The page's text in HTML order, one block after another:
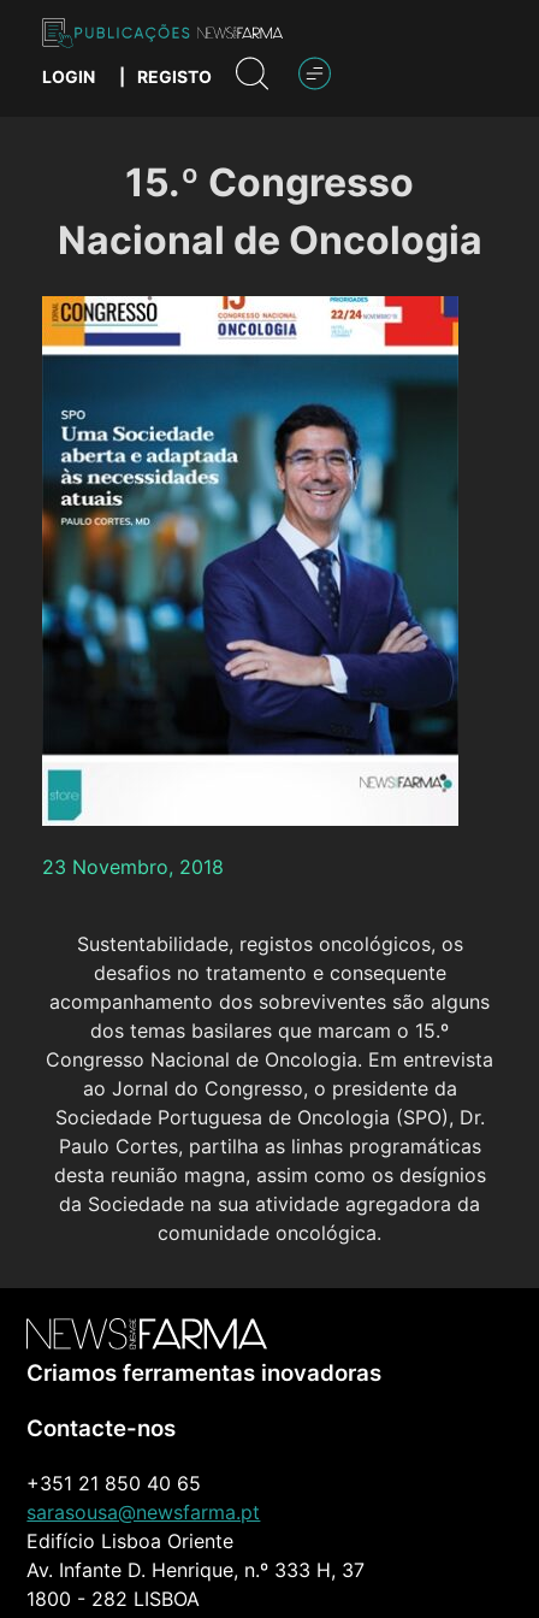
content
Publicações News Farma
LOGIN REGISTO
15.º Congresso
Nacional de Oncologia
23 Novembro, 2018
Sustentabilidade, registos oncológicos, os
desafios no tratamento e consequente
acompanhamento dos sobreviventes são alguns
dos temas basilares que marcam o 15.º
Congresso Nacional de Oncologia. Em entrevista
ao Jornal do Congresso, o presidente da
Sociedade Portuguesa de Oncologia (SPO), Dr.
Paulo Cortes, partilha as linhas programáticas
desta reunião magna, assim como os desígnios
da Sociedade na sua atividade agregadora da
comunidade oncológica.
Criamos ferramentas inovadoras
Contacte-nos
+351 21 850 40 65
sarasousa@newsfarma.pt
Edifício Lisboa Oriente
Av. Infante D. Henrique, n.º 333 H, 37
1800 - 282 LISBOA